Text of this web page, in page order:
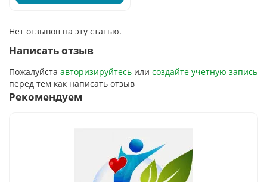
Нет отзывов на эту статью.
Написать отзыв
Пожалуйста авторизируйтесь или создайте учетную запись
перед тем как написать отзыв
Рекомендуем